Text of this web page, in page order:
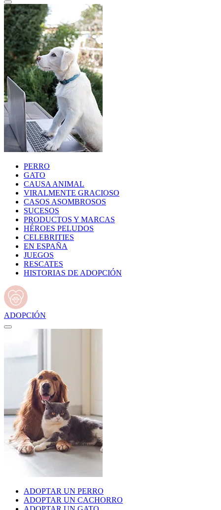
PERRO
GATO
CAUSA ANIMAL
VIRALMENTE GRACIOSO
CASOS ASOMBROSOS
SUCESOS
PRODUCTOS Y MARCAS
HÉROES PELUDOS
CELEBRITIES
EN ESPAÑA
JUEGOS
RESCATES
HISTORIAS DE ADOPCIÓN
ADOPCIÓN
ADOPTAR UN PERRO
ADOPTAR UN CACHORRO